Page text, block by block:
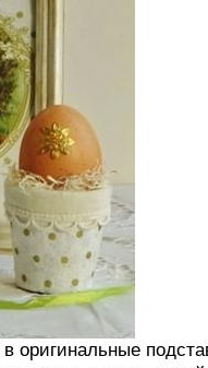
оригинальные